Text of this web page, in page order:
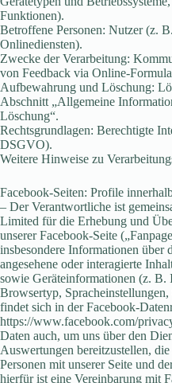
Funktionen).
Betroffene Personen: Nutzer (z.
Onlinediensten).
Zwecke der Verarbeitung:
von Feedback via Online-
Aufbewahrung und Löschung:
Abschnitt „Allgemeine
Löschung“.
Rechtsgrundlagen: Berechtigte
DSGVO).
Weitere Hinweise zu
Facebook-Seiten: Profile
– Der Verantwortliche ist
Limited für die Erhebung und
unserer Facebook-Seite
insbesondere Informationen über
angesehene oder interagierte
sowie Geräteinformationen (z. B.
Browsertyp,
findet sich in der Facebook-
https://www.facebook.com/
Daten auch, um uns über den
Auswertungen bereitzustellen,
Personen mit unserer Seite und
hierfür ist eine Vereinbarung mit